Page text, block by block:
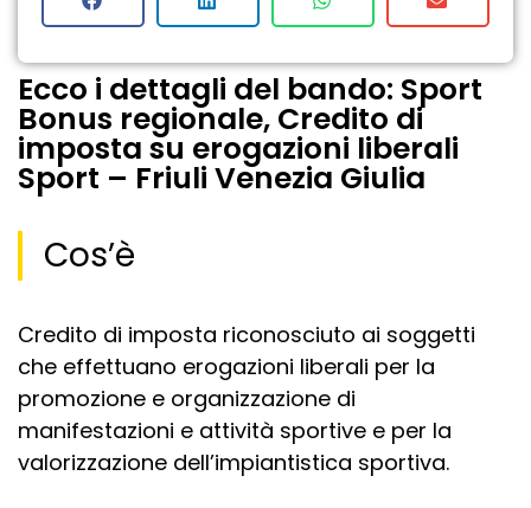
Ecco i dettagli del bando: Sport
Bonus regionale, Credito di
imposta su erogazioni liberali
Sport – Friuli Venezia Giulia
Cos’è
Credito di imposta riconosciuto ai soggetti
che effettuano erogazioni liberali per la
promozione e organizzazione di
manifestazioni e attività sportive e per la
valorizzazione dell’impiantistica sportiva.